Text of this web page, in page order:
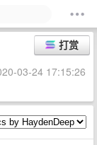
打赏
03-24 17:15:26